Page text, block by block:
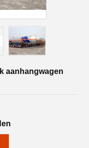
aanhangwagen